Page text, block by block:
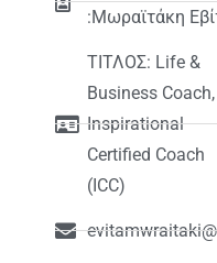
:Μωραϊτάκη
ΤΙΤΛΟΣ: Life &
Business Coach,
Inspirational
Certified Coach
(ICC)